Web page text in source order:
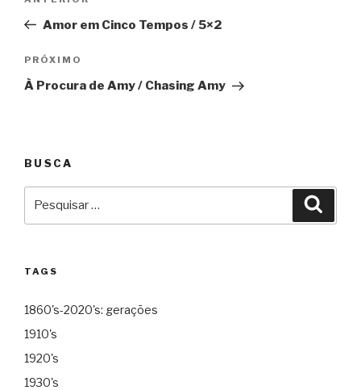
Post
Amor em Cinco Tempos / 5×2
Próximo
PRÓXIMO
À Procura de Amy / Chasing Amy
BUSCA
TAGS
1860's-2020's: gerações
1910's
1920's
1930's